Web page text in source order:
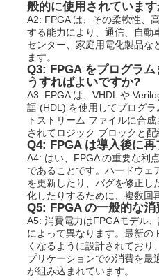
般的に使用されていま
A2: FPGA は、その柔軟性、
する能力により、通信、自動
センター、家庭用電化製品な
ます。
Q3: FPGA をプログラ
うすればよいですか?
A3: FPGA は、VHDL や
語 (HDL) を使用してプログ
トストリーム ファイルに合
されてロジック ブロックと配
Q4: FPGA は導入後に
A4: はい、FPGA の重要な利
であることです。ハードウェ
を更新したり、バグを修正し
化したりするために、複数回
Q5: FPGA の一般的な
A5: 消費電力はFPGAモデル
によって異なります。最新の
くなるように設計されており
プリケーションでの消費を最
が組み込まれています。